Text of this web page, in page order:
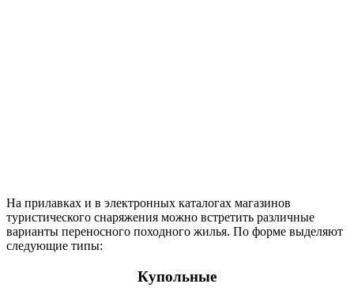
На прилавках и в электронных каталогах магазинов
туристического снаряжения можно встретить различные
варианты переносного походного жилья. По форме выделяют
следующие типы:
Купольные